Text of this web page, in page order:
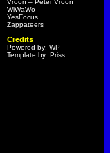
Vroon – Peter Vroon
WiWaWo
YesFocus
Zappateers
Credits
Powered by: WP
Template by: Priss